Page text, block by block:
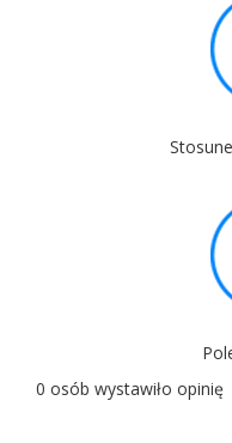
0 osób wystawiło opinię